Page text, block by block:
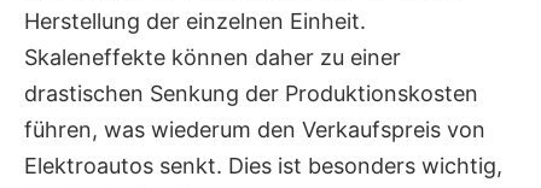
Herstellung der einzelnen Einheit.
Skaleneffekte können daher zu einer
drastischen Senkung der Produktionskosten
führen, was wiederum den Verkaufspreis von
Elektroautos senkt. Dies ist besonders wichtig,